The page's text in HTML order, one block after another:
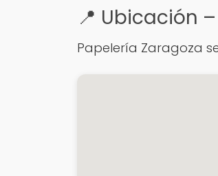
📍 Ubicación
Papelería Zaragoza